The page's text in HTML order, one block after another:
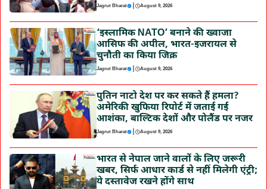
Jagrut Bharat | August 9, 2026
‘इस्लामिक NATO’ बनाने की ख्वाजा
आसिफ की अपील, भारत-इजरायल से
चुनौती का किया जिक्र
Jagrut Bharat | August 9, 2026
पुतिन नाटो देश पर कर सकते हैं हमला?
अमेरिकी खुफिया रिपोर्ट में जताई गई
आशंका, बाल्टिक देशों और पोलैंड पर नजर
Jagrut Bharat | August 9, 2026
भारत से नेपाल जाने वालों के लिए जरूरी
खबर, सिर्फ आधार कार्ड से नहीं मिलेगी एंट्री;
ये दस्तावेज रखने होंगे साथ